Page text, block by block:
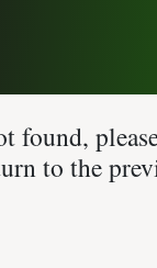
found,
to the